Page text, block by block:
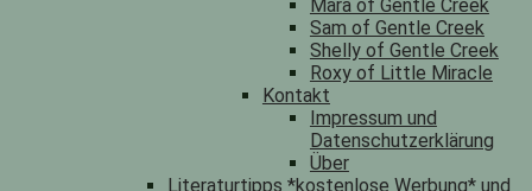
Mara of Gentle Creek
Sam of Gentle Creek
Shelly of Gentle Creek
Roxy of Little Miracle
Kontakt
Impressum und
Datenschutzerklärung
Über
Literaturtipps *kostenlose Werbung* und